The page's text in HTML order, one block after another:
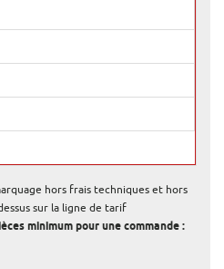
hors frais techniques et hors
sur la ligne de tarif
minimum pour une commande :